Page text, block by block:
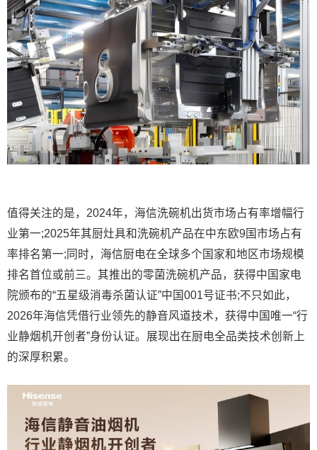
值得关注的是，2024年，海信洗碗机出货市场占有率增幅行
业第一;2025年其厨灶具和洗碗机产品在中东欧9国市场占有
率排名第一;同时，海信厨电在全球多个国家和地区市场规模
排名首位或前三。其推出的零菌洗碗机产品，获得中国家电
院颁布的“五星级消毒杀菌认证”中国001号证书;不只如此，
2026年海信凭借行业领先的静音风道技术，获得中国唯一“行
业静烟机开创者”身份认证。展现出在厨电全品类技术创新上
的深厚积累。